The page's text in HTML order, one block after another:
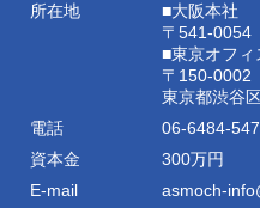
所在地
■大阪本社
〒541-0054
■東京オフィ
〒150-0002
東京都渋谷
電話
06-6484-
資本金
300万円
E-mail
asmoch-